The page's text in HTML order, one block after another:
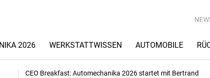
2026 WERKSTATTWISSEN AUTOMOBILE
CEO Breakfast: Automechanika 2026 startet mit Bertrand